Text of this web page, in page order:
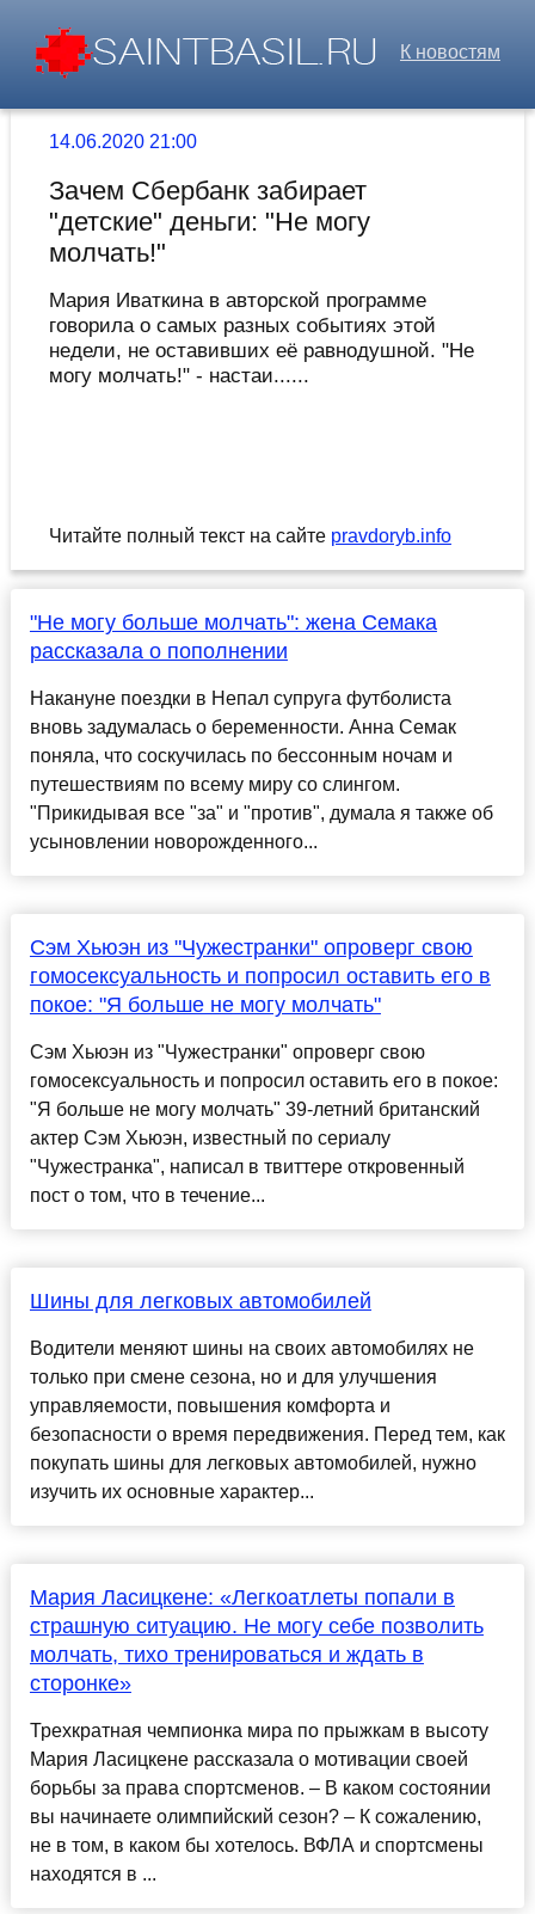
К новостям
14.06.2020 21:00
Зачем Сбербанк забирает
"детские" деньги: "Не могу
молчать!"
Мария Иваткина в авторской программе
говорила о самых разных событиях этой
недели, не оставивших её равнодушной. "Не
могу молчать!" - настаи......
Читайте полный текст на сайте pravdoryb.info
"Не могу больше молчать": жена Семака
рассказала о пополнении
Накануне поездки в Непал супруга футболиста
вновь задумалась о беременности. Анна Семак
поняла, что соскучилась по бессонным ночам и
путешествиям по всему миру со слингом.
"Прикидывая все "за" и "против", думала я также об
усыновлении новорожденного...
Сэм Хьюэн из "Чужестранки" опроверг свою
гомосексуальность и попросил оставить его в
покое: "Я больше не могу молчать"
Сэм Хьюэн из "Чужестранки" опроверг свою
гомосексуальность и попросил оставить его в покое:
"Я больше не могу молчать" 39-летний британский
актер Сэм Хьюэн, известный по сериалу
"Чужестранка", написал в твиттере откровенный
пост о том, что в течение...
Шины для легковых автомобилей
Водители меняют шины на своих автомобилях не
только при смене сезона, но и для улучшения
управляемости, повышения комфорта и
безопасности о время передвижения. Перед тем, как
покупать шины для легковых автомобилей, нужно
изучить их основные характер...
Мария Ласицкене: «Легкоатлеты попали в
страшную ситуацию. Не могу себе позволить
молчать, тихо тренироваться и ждать в
сторонке»
Трехкратная чемпионка мира по прыжкам в высоту
Мария Ласицкене рассказала о мотивации своей
борьбы за права спортсменов. – В каком состоянии
вы начинаете олимпийский сезон? – К сожалению,
не в том, в каком бы хотелось. ВФЛА и спортсмены
находятся в ...